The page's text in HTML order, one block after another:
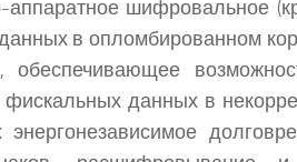
шифровальное
в опломбированном
обеспечивающее
данных в